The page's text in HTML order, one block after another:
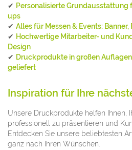
✔ Personalisierte Grundausstattung
ups
✔ Alles für Messen & Events:
✔ Hochwertige Mitarbeiter- und
Design
✔ Druckprodukte in großen
geliefert
Inspiration für Ihre
Unsere Druckprodukte helfen Ihnen,
professionell zu präsentieren und
Entdecken Sie unsere beliebtesten
ganz nach Ihren Wünschen.